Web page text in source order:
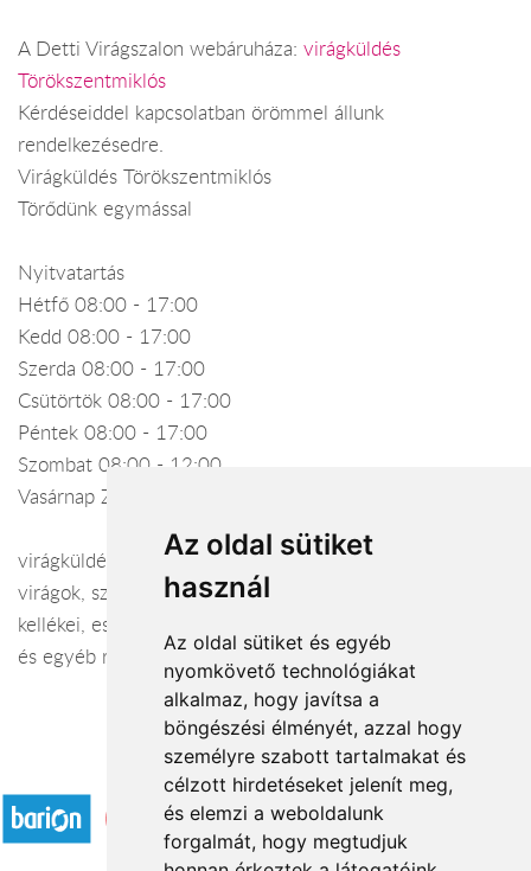
Az oldal sütiket
használ
Az oldal sütiket és egyéb
nyomkövető technológiákat
alkalmaz, hogy javítsa a
böngészési élményét, azzal hogy
személyre szabott tartalmakat és
célzott hirdetéseket jelenít meg,
és elemzi a weboldalunk
forgalmát, hogy megtudjuk
A Detti Virágszalon webáruháza: virágküldés
Törökszentmiklós
Kérdéseiddel kapcsolatban örömmel állunk
rendelkezésedre.
Virágküldés Törökszentmiklós
Törődünk egymással
Nyitvatartás
Hétfő 08:00 - 17:00
Kedd 08:00 - 17:00
Szerda 08:00 - 17:00
Csütörtök 08:00 - 17:00
Péntek 08:00 - 17:00
Szombat 08:00 - 12:00
Vasárnap Zárva
virágküldés Törökszentmiklós, vágott és Cserepes
virágok, száraz virágok és kellékei, kegyeleti koszorúk és
kellékei, esküvői megrendelések és azok kellékei, esküvői
és egyéb rendezvények dekorálása
Elfogadott fizetési módok